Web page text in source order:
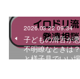
2026.03.22 09:34
子どもの滑舌が
不明瞭なときは
と様子見でいい